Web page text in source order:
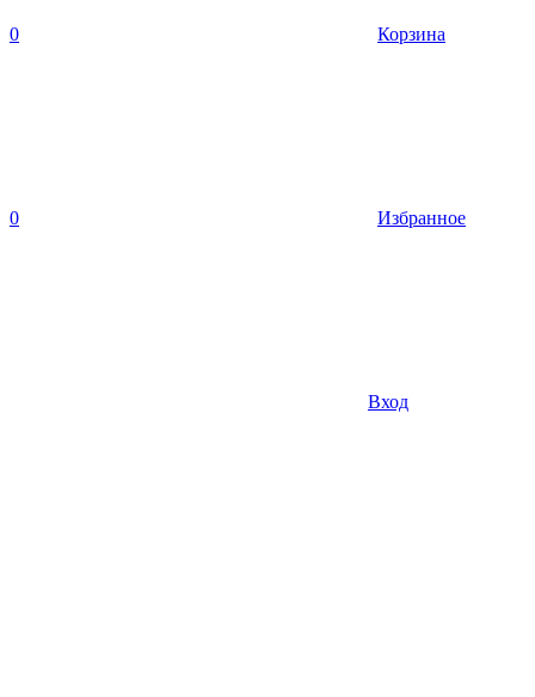
0 Корзина
0 Избранное
Вход